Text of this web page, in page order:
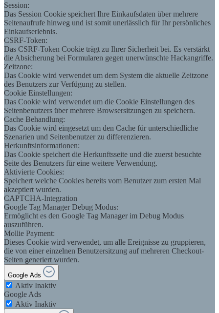
Session:
Das Session Cookie speichert Ihre Einkaufsdaten über mehrere
Seitenaufrufe hinweg und ist somit unerlässlich für Ihr persönliches
Einkaufserlebnis.
CSRF-Token:
Das CSRF-Token Cookie trägt zu Ihrer Sicherheit bei. Es verstärkt
die Absicherung bei Formularen gegen unerwünschte Hackangriffe.
Zeitzone:
Das Cookie wird verwendet um dem System die aktuelle Zeitzone
des Benutzers zur Verfügung zu stellen.
Cookie Einstellungen:
Das Cookie wird verwendet um die Cookie Einstellungen des
Seitenbenutzers über mehrere Browsersitzungen zu speichern.
Cache Behandlung:
Das Cookie wird eingesetzt um den Cache für unterschiedliche
Szenarien und Seitenbenutzer zu differenzieren.
Herkunftsinformationen:
Das Cookie speichert die Herkunftsseite und die zuerst besuchte
Seite des Benutzers für eine weitere Verwendung.
Aktivierte Cookies:
Speichert welche Cookies bereits vom Benutzer zum ersten Mal
akzeptiert wurden.
CAPTCHA-Integration
Google Tag Manager Debug Modus:
Ermöglicht es den Google Tag Manager im Debug Modus
auszuführen.
Mollie Payment:
Dieses Cookie wird verwendet, um alle Ereignisse zu gruppieren,
die von einer einzelnen Benutzersitzung auf mehreren Checkout-
Seiten generiert wurden.
Google Ads
Aktiv Inaktiv
Google Ads
Aktiv Inaktiv